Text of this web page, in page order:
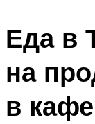
Еда в
на
в